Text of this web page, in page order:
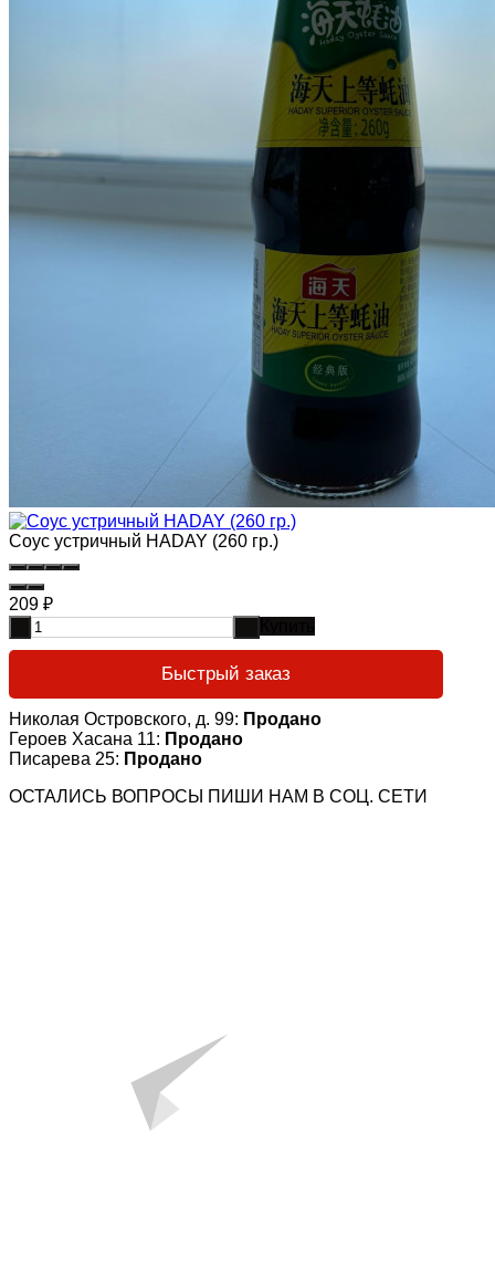
Соус устричный HADAY (260 гр.)
209 ₽
Быстрый заказ
Николая Островского, д. 99: Продано
Героев Хасана 11: Продано
Писарева 25: Продано
ОСТАЛИСЬ ВОПРОСЫ ПИШИ НАМ В СОЦ. СЕТИ